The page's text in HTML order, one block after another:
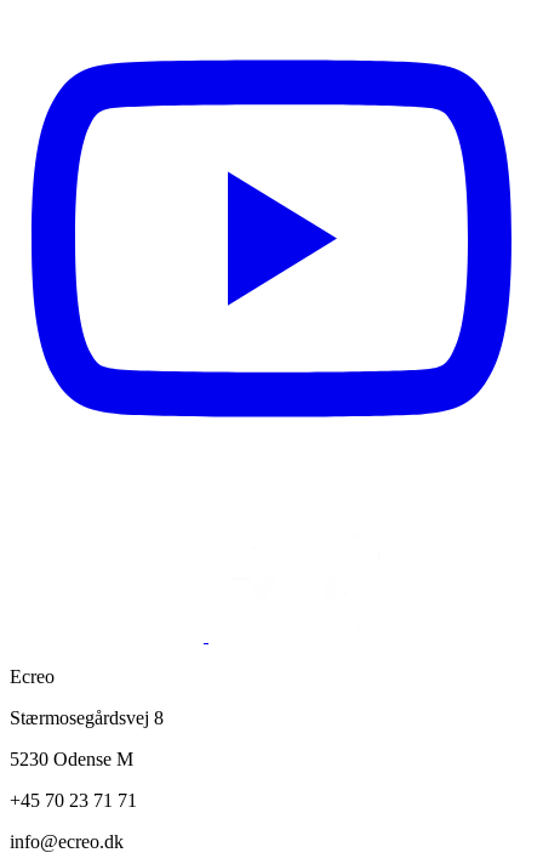
Ecreo
Stærmosegårdsvej 8
5230 Odense M
+45 70 23 71 71
info@ecreo.dk